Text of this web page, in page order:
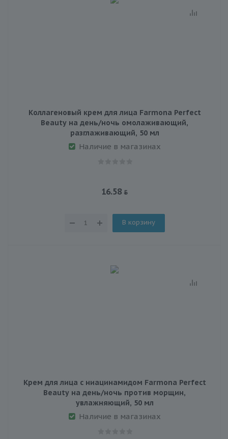
Коллагеновый крем для лица Farmona Perfect
Beauty на день/ночь омолаживающий,
разглаживающий, 50 мл
Наличие в магазинах
16.58
В корзину
Крем для лица с ниацинамидом Farmona Perfect
Beauty на день/ночь против морщин,
увлажняющий, 50 мл
Наличие в магазинах